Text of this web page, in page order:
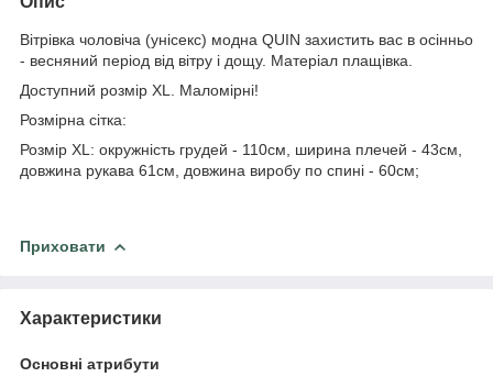
Вітрівка чоловіча (унісекс) модна QUIN захистить вас в осінньо
- весняний період від вітру і дощу. Матеріал плащівка.
Доступний розмір XL. Маломірні!
Розмірна сітка:
Розмір XL: окружність грудей - 110см, ширина плечей - 43см,
довжина рукава 61см, довжина виробу по спині - 60см;
Приховати
Характеристики
Основні атрибути